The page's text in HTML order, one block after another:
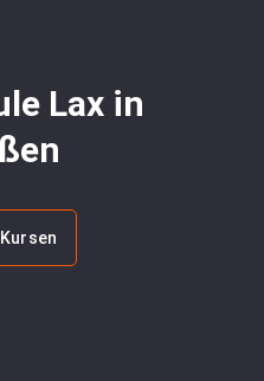
Lax in